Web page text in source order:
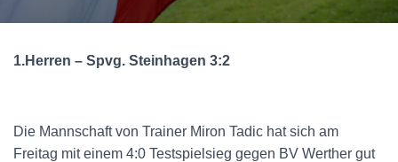
1.Herren – Spvg. Steinhagen 3:2
Die Mannschaft von Trainer Miron Tadic hat sich am
Freitag mit einem 4:0 Testspielsieg gegen BV Werther gut